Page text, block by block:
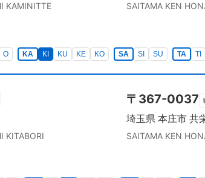
KAMINITTE SAITAMA KEN
O KA KI KU KE KO SA SI SU TA TI
KITABORI
〒 367-0037
埼玉県 本庄市 共
SAITAMA KEN